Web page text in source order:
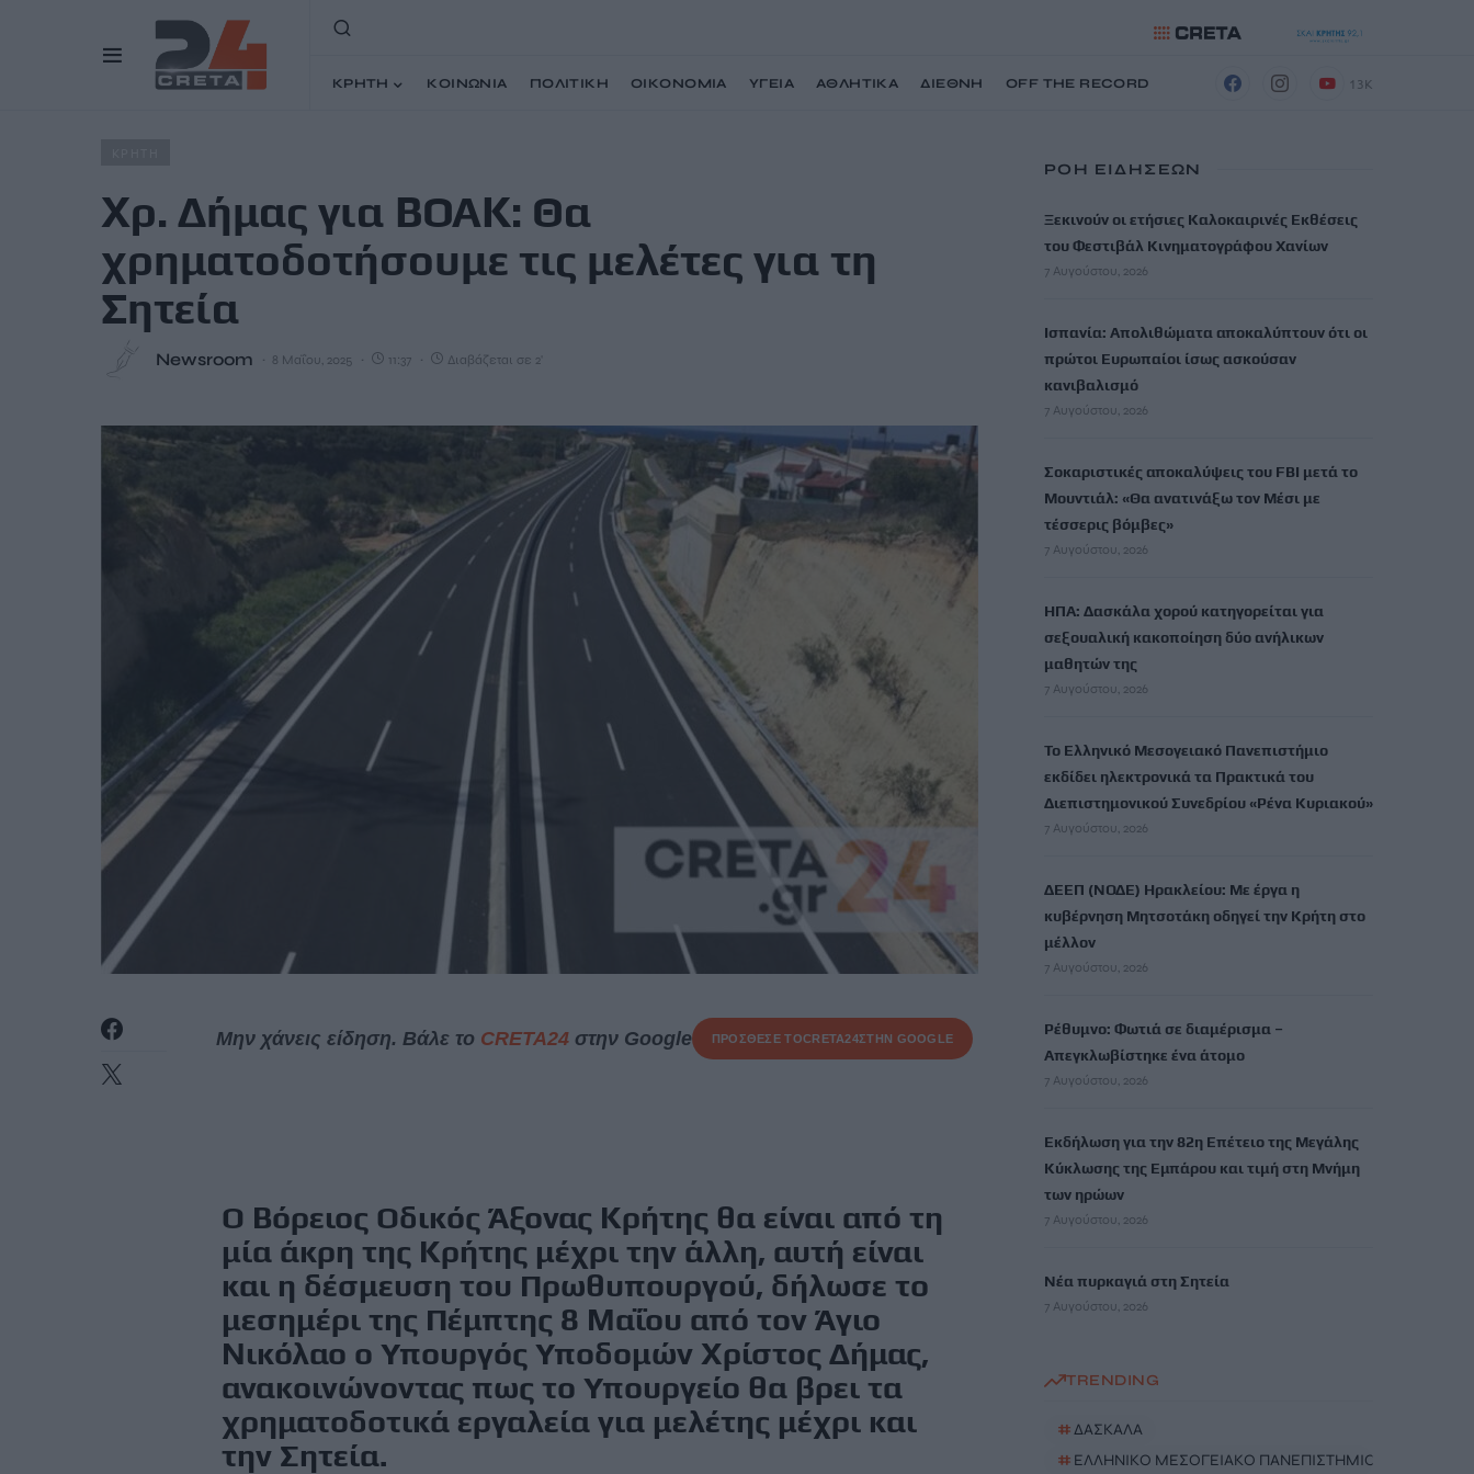
ΚΡΗΤΗ ΚΟΙΝΩΝΙΑ ΠΟΛΙΤΙΚΗ ΟΙΚΟΝΟΜΙΑ ΥΓΕΙΑ ΑΘΛΗΤΙΚΑ ΔΙΕΘΝΗ OFF THE RECORD
13K
Χρ. Δήμας για ΒΟΑΚ: Θα
χρηματοδοτήσουμε τις μελέτες για τη
Σητεία
Newsroom 8 Μαΐου, 2025 11:37 Διαβάζεται σε 2'
Μην χάνεις είδηση. Βάλε το CRETA24στην Google ΠΡΟΣΘΕΣΕ ΤΟCRETA24ΣΤΗΝ GOOGLE
Ο Βόρειος Οδικός Άξονας Κρήτης θα είναι από τη
μία άκρη της Κρήτης μέχρι την άλλη, αυτή είναι
και η δέσμευση του Πρωθυπουργού, δήλωσε το
μεσημέρι της Πέμπτης 8 Μαΐου από τον Άγιο
Νικόλαο ο Υπουργός Υποδομών Χρίστος Δήμας,
ανακοινώνοντας πως το Υπουργείο θα βρει τα
χρηματοδοτικά εργαλεία για μελέτης μέχρι και
την Σητεία.
ΡΟΗ ΕΙΔΗΣΕΩΝ
Ξεκινούν οι ετήσιες Καλοκαιρινές Εκθέσεις
του Φεστιβάλ Κινηματογράφου Χανίων
7 Αυγούστου, 2026
Ισπανία: Απολιθώματα αποκαλύπτουν ότι οι
πρώτοι Ευρωπαίοι ίσως ασκούσαν
κανιβαλισμό
7 Αυγούστου, 2026
Σοκαριστικές αποκαλύψεις του FBI μετά το
Μουντιάλ: «Θα ανατινάξω τον Μέσι με
τέσσερις βόμβες»
7 Αυγούστου, 2026
ΗΠΑ: Δασκάλα χορού κατηγορείται για
σεξουαλική κακοποίηση δύο ανήλικων
μαθητών της
7 Αυγούστου, 2026
Το Ελληνικό Μεσογειακό Πανεπιστήμιο
εκδίδει ηλεκτρονικά τα Πρακτικά του
Διεπιστημονικού Συνεδρίου «Ρένα Κυριακού»
7 Αυγούστου, 2026
ΔΕΕΠ (ΝΟΔΕ) Ηρακλείου: Με έργα η
κυβέρνηση Μητσοτάκη οδηγεί την Κρήτη στο
μέλλον
7 Αυγούστου, 2026
Ρέθυμνο: Φωτιά σε διαμέρισμα –
Απεγκλωβίστηκε ένα άτομο
7 Αυγούστου, 2026
Εκδήλωση για την 82η Επέτειο της Μεγάλης
Κύκλωσης της Εμπάρου και τιμή στη Μνήμη
των ηρώων
7 Αυγούστου, 2026
Νέα πυρκαγιά στη Σητεία
7 Αυγούστου, 2026
TRENDING
#ΔΑΣΚΑΛΑ
# ΕΛΛΗΝΙΚΟ ΜΕΣΟΓΕΙΑΚΟ ΠΑΝΕΠΙΣΤΗΜΙΟ